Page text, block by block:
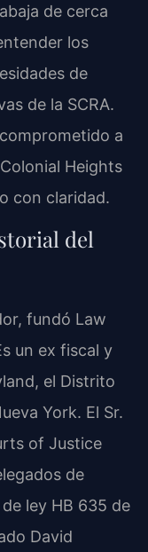
de cerca
los
de
de la SCRA.
a
Heights
con claridad.
del
fundó Law
un ex fiscal y
el Distrito
York. El Sr.
of Justice
de
ley HB 635 de
David